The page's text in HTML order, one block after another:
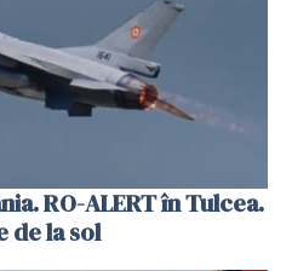
RO-ALERT în Tulcea.
de la sol